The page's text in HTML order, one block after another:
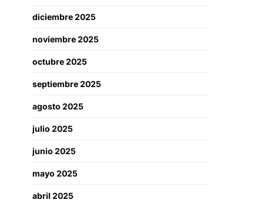
diciembre 2025
noviembre 2025
octubre 2025
septiembre 2025
agosto 2025
julio 2025
junio 2025
mayo 2025
abril 2025